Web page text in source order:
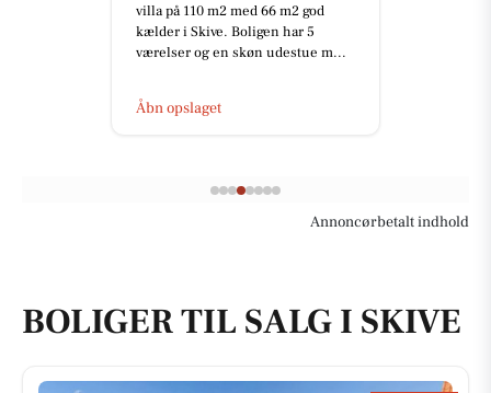
villa på 110 m2 med 66 m2 god
kælder i Skive. Boligen har 5
værelser og en skøn udestue m...
Åbn opslaget
Annoncørbetalt indhold
BOLIGER TIL SALG I SKIVE